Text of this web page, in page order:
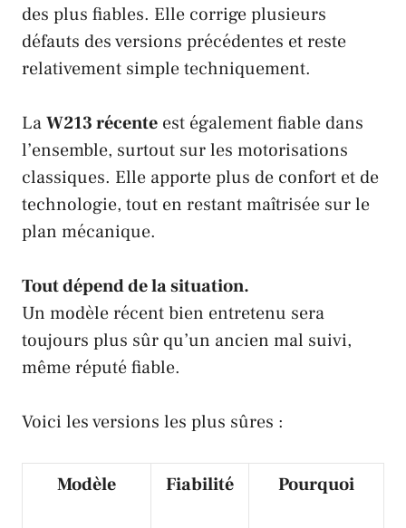
des plus fiables. Elle corrige plusieurs
défauts des versions précédentes et reste
relativement simple techniquement.
LaW213 récente est également fiable dans
l’ensemble, surtout sur les motorisations
classiques. Elle apporte plus de confort et de
technologie, tout en restant maîtrisée sur le
plan mécanique.
Tout dépend de la situation.
Un modèle récent bien entretenu sera
toujours plus sûr qu’un ancien mal suivi,
même réputé fiable.
Voici les versions les plus sûres :
Modèle Fiabilité Pourquoi